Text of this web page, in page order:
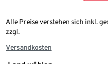
Alle Preise verstehen sich inkl.
zzgl.
Versandkosten